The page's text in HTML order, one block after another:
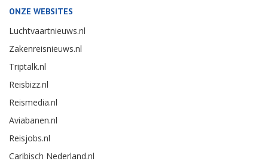
ONZE WEBSITES
Luchtvaartnieuws.nl
Zakenreisnieuws.nl
Triptalk.nl
Reisbizz.nl
Reismedia.nl
Aviabanen.nl
Reisjobs.nl
Caribisch Nederland.nl